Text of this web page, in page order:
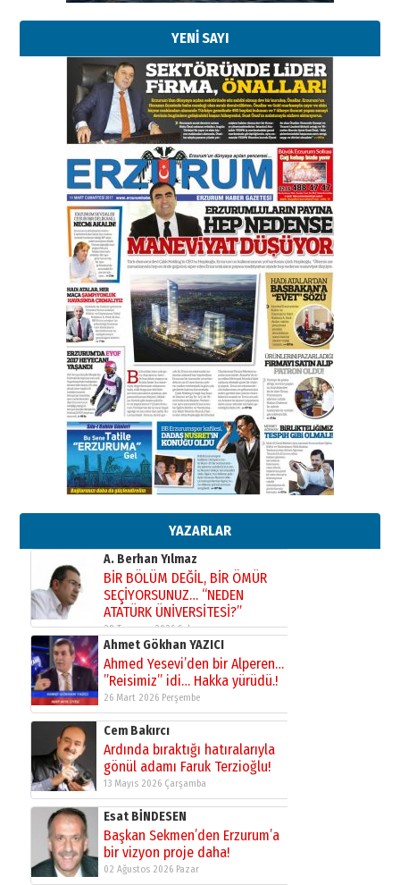
YENİ SAYI
YAZARLAR
Esat BİNDESEN
Başkan Sekmen’den Erzurum’a
bir vizyon proje daha!
02 Ağustos 2026 Pazar
Kadir SABUNCUOĞLU
Erzurumspor’un köşe taşları
29 Haziran 2026 Pazartesi
Kenan GÜLERCİ
Murat Şahsuvaroğlu ERKON’da
çıtayı yukarı taşırken,
yönetimdekiler aşağı
çekmemeli!
17 Şubat 2026 SalıOrhan BOZKURT
Bir fotoğraf, bir şehir, bir
A. Berhan Yılmaz
BİR BÖLÜM DEĞİL, BİR ÖMÜR
SEÇİYORSUNUZ… “NEDEN
ATATÜRK ÜNİVERSİTESİ?”
28 Temmuz 2026 Salı
Ahmet Gökhan YAZICI
Ahmed Yesevi’den bir Alperen…
”Reisimiz” idi… Hakka yürüdü.!
26 Mart 2026 Perşembe
Cem Bakırcı
Ardında bıraktığı hatıralarıyla
gönül adamı Faruk Terzioğlu!
13 Mayıs 2026 Çarşamba
Esat BİNDESEN
Başkan Sekmen’den Erzurum’a
bir vizyon proje daha!
02 Ağustos 2026 Pazar